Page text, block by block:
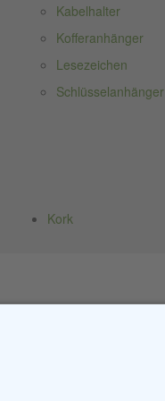
Kabelhalter
Kofferanhänger
Lesezeichen
Schlüsselanhänger
Kork